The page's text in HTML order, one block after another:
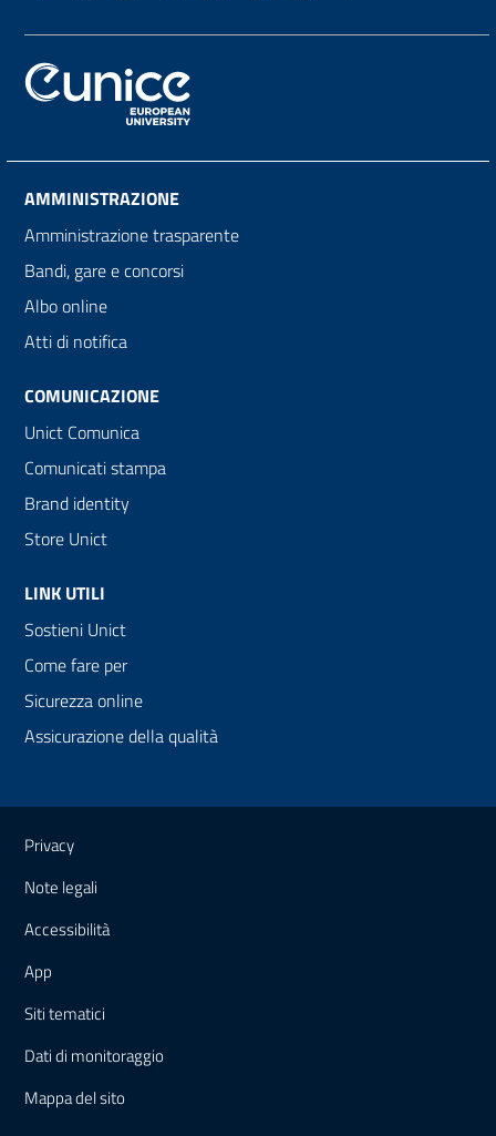
AMMINISTRAZIONE
Amministrazione trasparente
Bandi, gare e concorsi
Albo online
Atti di notifica
COMUNICAZIONE
Unict Comunica
Comunicati stampa
Brand identity
Store Unict
LINK UTILI
Sostieni Unict
Come fare per
Sicurezza online
Assicurazione della qualità
Link e informazioni utili
Privacy
Note legali
Accessibilità
App
Siti tematici
Dati di monitoraggio
Mappadel sito